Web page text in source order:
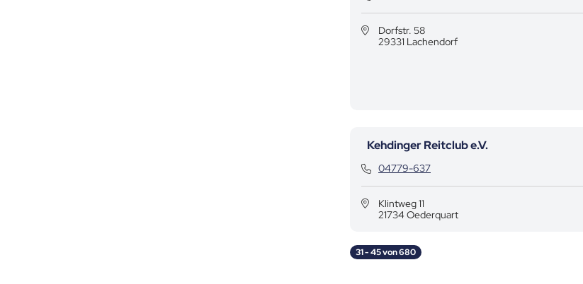
Dorfstr. 58
29331 Lachendorf
Kehdinger Reitclub e.V.
Kontaktdaten
04779-637
Klintweg 11
21734 Oederquart
31 - 45 von 680